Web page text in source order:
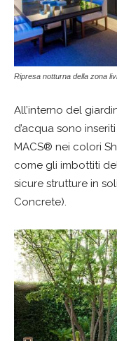
Ripresa notturna della zona
All’interno del
d’acqua sono
MACS® nei colori
come gli imbottiti
sicure strutture in
Concrete).